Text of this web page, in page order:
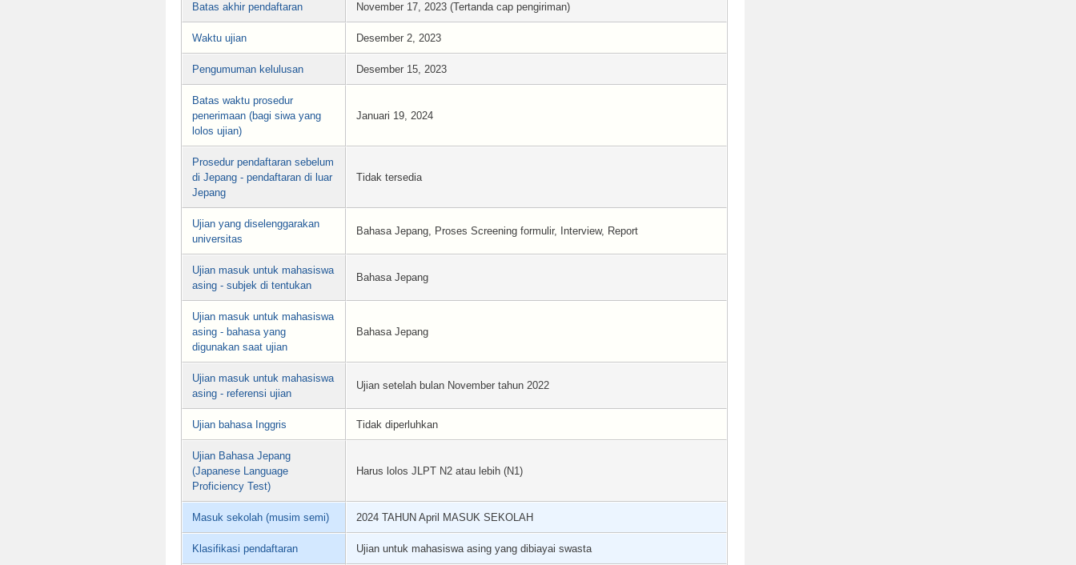
Batas akhir pendaftaran November 17, 2023 (Tertanda cap pengiriman)
Waktu ujian Desember 2, 2023
Pengumuman kelulusan Desember 15, 2023
Batas waktu prosedur
penerimaan (bagi siwa yang
lolos ujian)
Januari 19, 2024
Prosedur pendaftaran sebelum
di Jepang - pendaftaran di luar
Jepang
Tidak tersedia
Ujian yang diselenggarakan
universitas
Bahasa Jepang, Proses Screening formulir, Interview, Report
Ujian masuk untuk mahasiswa
asing - subjek di tentukan
Bahasa Jepang
Ujian masuk untuk mahasiswa
asing - bahasa yang
digunakan saat ujian
Bahasa Jepang
Ujian masuk untuk mahasiswa
asing - referensi ujian
Ujian setelah bulan November tahun 2022
Ujian bahasa Inggris Tidak diperluhkan
Ujian Bahasa Jepang
(Japanese Language
Proficiency Test)
Harus lolos JLPT N2 atau lebih (N1)
Masuk sekolah (musim semi) 2024 TAHUN April MASUK SEKOLAH
Klasifikasi pendaftaran Ujian untuk mahasiswa asing yang dibiayai swasta